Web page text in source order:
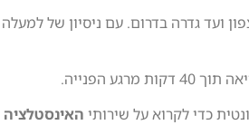
כדי לקרוא על שירותי האינסטלציה